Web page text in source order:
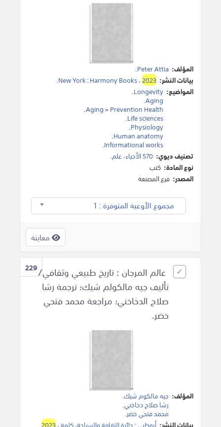
المؤلف: Peter Attia
.
بيانات النشر:
New York:Harmony Books،2023
.
المواضيع: Longevity
.
Aging
.
Aging>Prevention Health
.
Life sciences
.
Physiology
.
Human anatomy
.
Informational works
.
تصنيف ديوي: 570 الأحياء، علم.
نوع المادة: كتب
المصدر: فرع المصنعة
مجموع الأوعية المتوفرة : 1
معاينة
229عالم المرجان : تاريخ طبيعي وثقافي/
تأليف جيه مالكولم شيك؛ ترجمة رشا
صلاح الدخاخني؛ مراجعة محمد فتحي
خضر.
المؤلف: جيه مالكوم شيك.
رشا صلاح دخاخني.
محمد فتحي خضر.
بيانات النشر: أبوظبي:دائرة الثقافة والسياحة، كلمة،2023
.